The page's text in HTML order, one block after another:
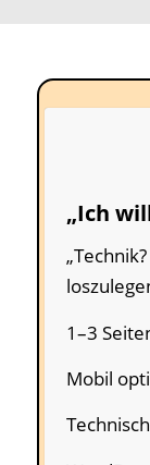
„Ich
1–3
Mobil